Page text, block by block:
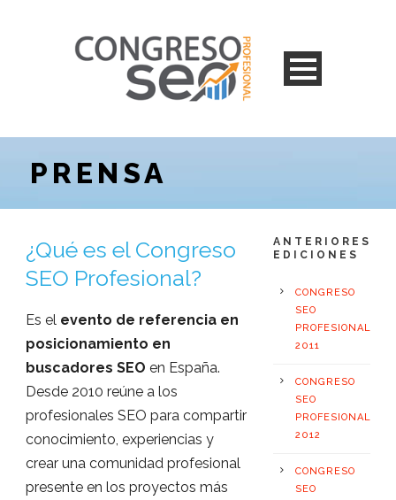
PRENSA
¿Qué es el Congreso
SEO Profesional?
Es el evento de referencia en
posicionamiento en
buscadores SEO en España.
Desde 2010 reúne a los
profesionales SEO para compartir
conocimiento, experiencias y
crear una comunidad profesional
presente en los proyectos más
ANTERIORES
EDICIONES
CONGRESO
SEO
PROFESIONAL
2011
CONGRESO
SEO
PROFESIONAL
2012
CONGRESO
SEO